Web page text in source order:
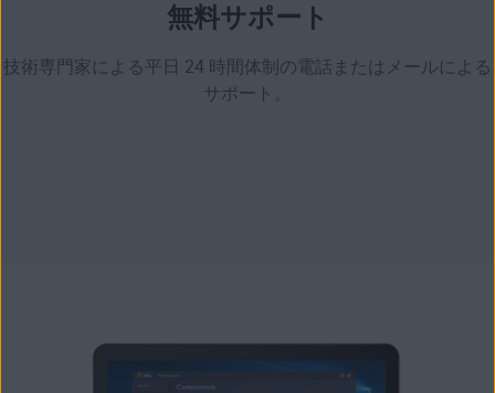
無料サポート
技術専門家による平日 24 時間体制の電話またはメールによる
サポート。